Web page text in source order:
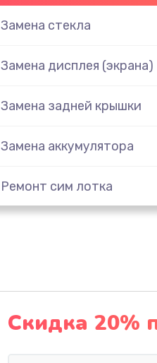
Замена стекла
Замена дисплея (экрана)
Замена задней крышки
Замена аккумулятора
Ремонт сим лотка
Скидка 20%